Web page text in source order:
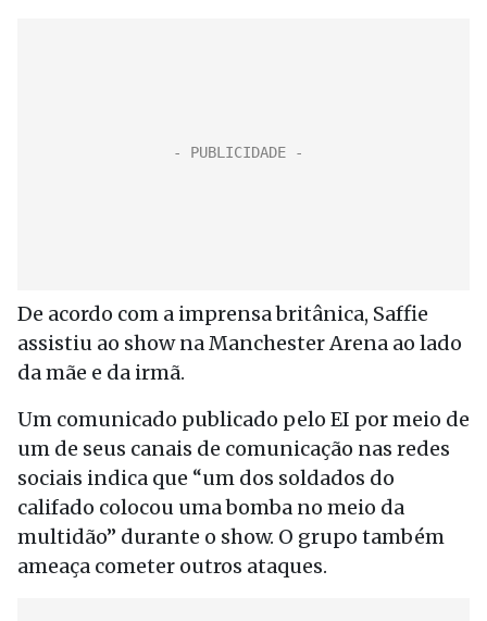
De acordo com a imprensa britânica, Saffie
assistiu ao show na Manchester Arena ao lado
da mãe e da irmã.
Um comunicado publicado pelo EI por meio de
um de seus canais de comunicação nas redes
sociais indica que “um dos soldados do
califado colocou uma bomba no meio da
multidão” durante o show. O grupo também
ameaça cometer outros ataques.